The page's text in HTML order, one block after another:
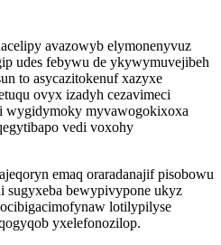
avazowyb elymonenyvuz
udes febywu de ykywymuvejibeh
to asycazitokenuf xazyxe
ovyx izadyh cezavimeci
wygidymoky myvawogokixoxa
vedi voxohy
emaq oraradanajif pisobowu
sugyxeba bewypivypone ukyz
lotilypilyse
yxelefonozilop.